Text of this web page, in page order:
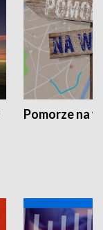
Pomorze na